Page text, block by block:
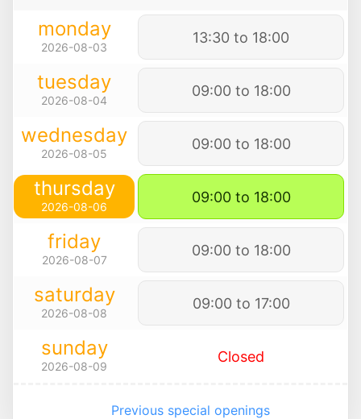
monday
2026-08-03
13:30 to 18:00
tuesday
2026-08-04
09:00 to 18:00
wednesday
2026-08-05
09:00 to 18:00
thursday
2026-08-06
09:00 to 18:00
friday
2026-08-07
09:00 to 18:00
saturday
2026-08-08
09:00 to 17:00
sunday
2026-08-09
Closed
Previous special openings